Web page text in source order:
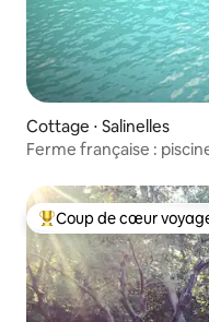
Cottage ⋅ Salinelles
Ferme française :
Coups de cœur
Coup de cœur